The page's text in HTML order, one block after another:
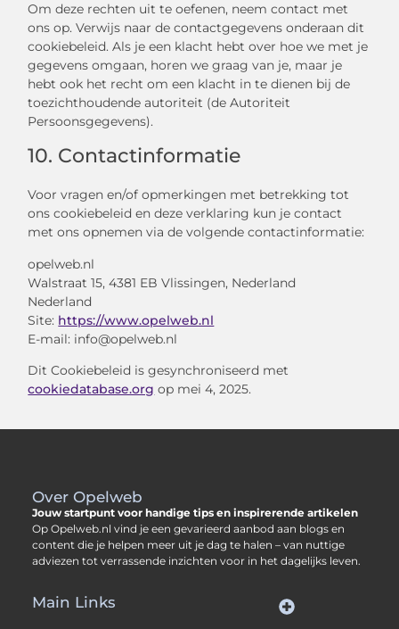
Om deze rechten uit te oefenen, neem contact met
ons op. Verwijs naar de contactgegevens onderaan dit
cookiebeleid. Als je een klacht hebt over hoe we met je
gegevens omgaan, horen we graag van je, maar je
hebt ook het recht om een klacht in te dienen bij de
toezichthoudende autoriteit (de Autoriteit
Persoonsgegevens).
10. Contactinformatie
Voor vragen en/of opmerkingen met betrekking tot
ons cookiebeleid en deze verklaring kun je contact
met ons opnemen via de volgende contactinformatie:
opelweb.nl
Walstraat 15, 4381 EB Vlissingen, Nederland
Nederland
Site: https://www.opelweb.nl
E-mail: info@opelweb.nl
Dit Cookiebeleid is gesynchroniseerd met
cookiedatabase.org op mei 4, 2025.
Over Opelweb
Jouw startpunt voor handige tips en inspirerende artikelen
Op Opelweb.nl vind je een gevarieerd aanbod aan blogs en
content die je helpen meer uit je dag te halen – van nuttige
adviezen tot verrassende inzichten voor in het dagelijks leven.
Main Links